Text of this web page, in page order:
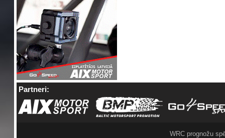
Partneri:
WRC prognožu